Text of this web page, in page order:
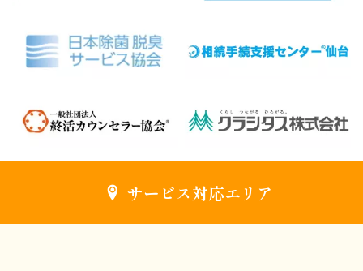
サービス対応エリア